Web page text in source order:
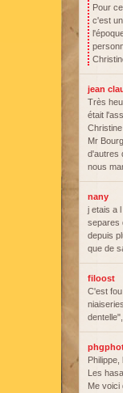
Pour
c'est
jean
Très
était
Mr
d'autres
nous
nany
j etais a
separes
depuis
que de
filoost
C'est
Philippe,
Les
Me voici